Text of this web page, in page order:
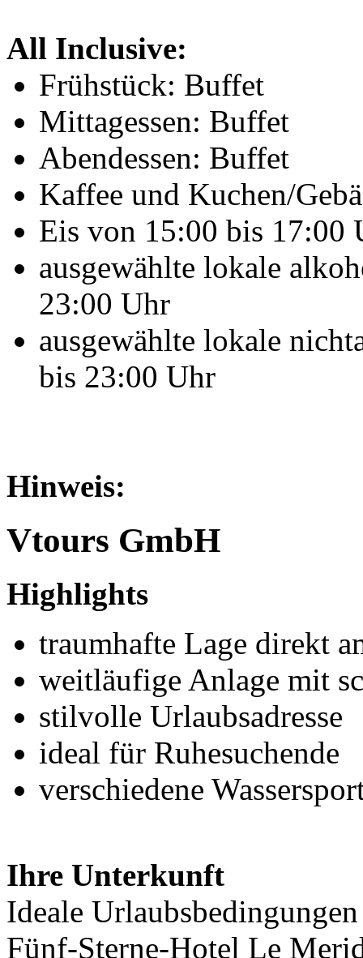
All Inclusive:
Frühstück: Buffet
Mittagessen: Buffet
Abendessen: Buffet
Kaffee und Kuchen/
Eis von 15:00 bis
ausgewählte lokale
23:00 Uhr
ausgewählte lokale
bis 23:00 Uhr
Hinweis:
Vtours GmbH
Highlights
traumhafte Lage direkt
weitläufige Anlage mit
stilvolle Urlaubsadresse
ideal für Ruhesuchende
verschiedene
Ihre Unterkunft
Ideale
Fünf-Sterne-Hotel Le